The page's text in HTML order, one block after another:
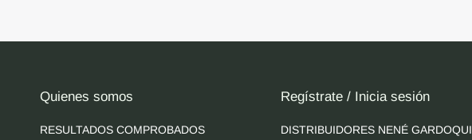
Quienes somos
RESULTADOS COMPROBADOS
Regístrate / Inicia sesión
DISTRIBUIDORES NENÉ GARDOQUI